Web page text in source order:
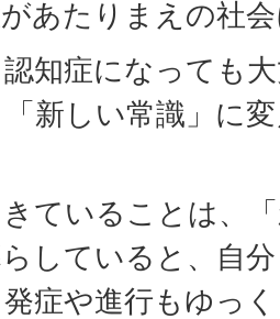
あたりまえの社
知症になっても
新しい常識」に
ていることは、
していると、自
症や進行もゆっ